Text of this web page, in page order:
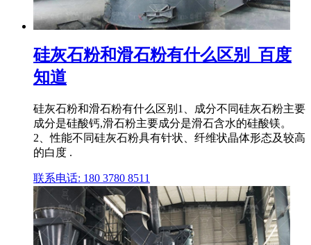
硅灰石粉和滑石粉有什么区别_百度
知道
硅灰石粉和滑石粉有什么区别1、成分不同硅灰石粉主要
成分是硅酸钙,滑石粉主要成分是滑石含水的硅酸镁。
2、性能不同硅灰石粉具有针状、纤维状晶体形态及较高
的白度 .
联系电话: 180 3780 8511